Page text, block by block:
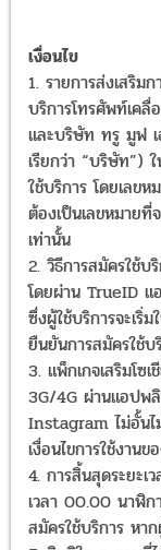
เงื่อนไข
1. รายการส่งเสริม
บริการโทรศัพท์เค
และบริษัท ทรู มูฟ
เรียกว่า “บริษัท”)
ใช้บริการ โดยเลข
ต้องเป็นเลขหมายที่
เท่านั้น
2. วิธีการสมัครใช้บ
โดยผ่าน TrueID แ
ซึ่งผู้ใช้บริการจะเริ่
ยืนยันการสมัครใช้บ
3. แพ็กเกจเสริมโซ
3G/4G ผ่านแอปพ
Instagram ไม่อั้นไ
เงื่อนไขการใช้งาน
4. การสิ้นสุดระยะเ
เวลา 00.00 นาฬิก
สมัครใช้บริการ หา